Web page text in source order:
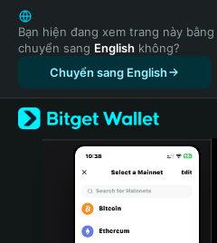
English
日本語
Tiếng Việt
Русский
Español (Latinoamérica)
Türkçe
Italiano
Bạn hiện đang xem trang này bằng
chuyển sang English không?
Chuyển sang English